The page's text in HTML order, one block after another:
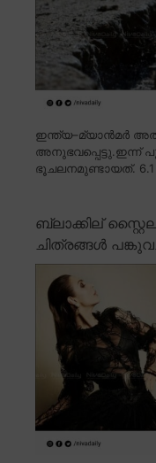
ഇന്ത്യ–മ്യാൻമർ
അനുഭവപ്പെട്ടു.ഇന്ന്
ഭൂചലനമുണ്ടായത്.
ബ്ലാക്കില്
ചിത്രങ്ങൾ